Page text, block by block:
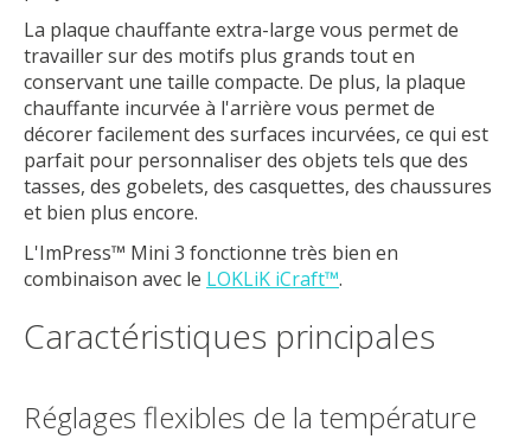
La plaque chauffante extra-large vous permet de
travailler sur des motifs plus grands tout en
conservant une taille compacte. De plus, la plaque
chauffante incurvée à l'arrière vous permet de
décorer facilement des surfaces incurvées, ce qui est
parfait pour personnaliser des objets tels que des
tasses, des gobelets, des casquettes, des chaussures
et bien plus encore.
L'ImPress™ Mini 3 fonctionne très bien en
combinaison avec le LOKLiK iCraft™.
Caractéristiques principales
Réglages flexibles de la température